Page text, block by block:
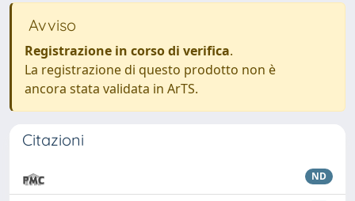
Avviso
Registrazione in corso di verifica.
La registrazione di questo prodotto non è
ancora stata validata in ArTS.
Citazioni
ND